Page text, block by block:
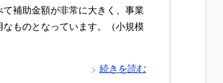
補助金額が非常に大きく、事業
ものとなっています。（小規模
続きを読む